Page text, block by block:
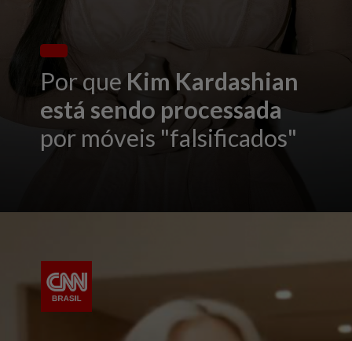
Por que Kim Kardashian
está sendo processada
por móveis "falsificados"